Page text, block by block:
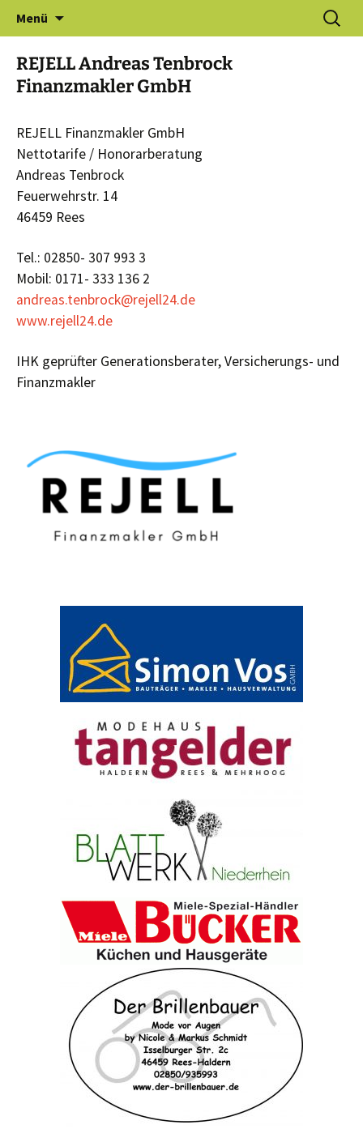
Gewerbeverein Haldern e.V.
Menü
Suchen
nach:
REJELL Andreas Tenbrock
Finanzmakler GmbH
REJELL Finanzmakler GmbH
Nettotarife / Honorarberatung
Andreas Tenbrock
Feuerwehrstr. 14
46459 Rees
Tel.: 02850- 307 993 3
Mobil: 0171- 333 136 2
andreas.tenbrock@rejell24.de
www.rejell24.de
IHK geprüfter Generationsberater, Versicherungs- und
Finanzmakler